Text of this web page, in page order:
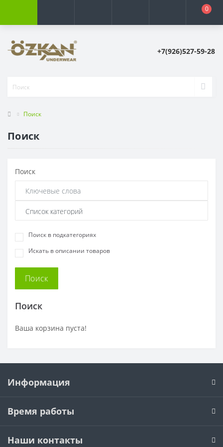
0
+7(926)527-59-28
Поиск
Поиск
Поиск
Поиск в подкатегориях
Искать в описании товаров
Поиск
Ваша корзина пуста!
Информация
Время работы
Наши контакты